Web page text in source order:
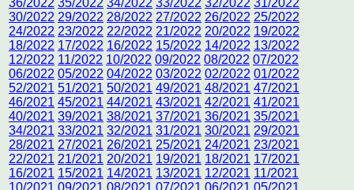
36/2022 35/2022 34/2022 33/2022 32/2022 31/2022
30/2022 29/2022 28/2022 27/2022 26/2022 25/2022
24/2022 23/2022 22/2022 21/2022 20/2022 19/2022
18/2022 17/2022 16/2022 15/2022 14/2022 13/2022
12/2022 11/2022 10/2022 09/2022 08/2022 07/2022
06/2022 05/2022 04/2022 03/2022 02/2022 01/2022
52/2021 51/2021 50/2021 49/2021 48/2021 47/2021
46/2021 45/2021 44/2021 43/2021 42/2021 41/2021
40/2021 39/2021 38/2021 37/2021 36/2021 35/2021
34/2021 33/2021 32/2021 31/2021 30/2021 29/2021
28/2021 27/2021 26/2021 25/2021 24/2021 23/2021
22/2021 21/2021 20/2021 19/2021 18/2021 17/2021
16/2021 15/2021 14/2021 13/2021 12/2021 11/2021
10/2021 09/2021 08/2021 07/2021 06/2021 05/2021